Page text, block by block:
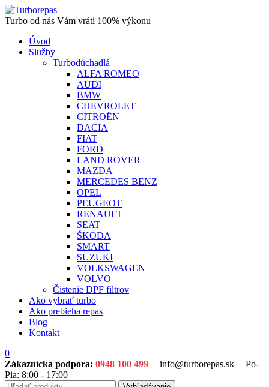
Turbo od nás Vám vráti 100% výkonu
Úvod
Služby
Turbodúchadlá
ALFA ROMEO
AUDI
BMW
CHEVROLET
CITROËN
DACIA
FIAT
FORD
LAND ROVER
MAZDA
MERCEDES BENZ
OPEL
PEUGEOT
RENAULT
SEAT
ŠKODA
SMART
SUZUKI
VOLKSWAGEN
VOLVO
Čistenie DPF filtrov
Ako vybrať turbo
Ako prebieha repas
Blog
Kontakt
0
Zákaznícka podpora: 0948 100 499 | info@turborepas.sk | Po-
Pia: 8:00 - 17:00
Hľadať: